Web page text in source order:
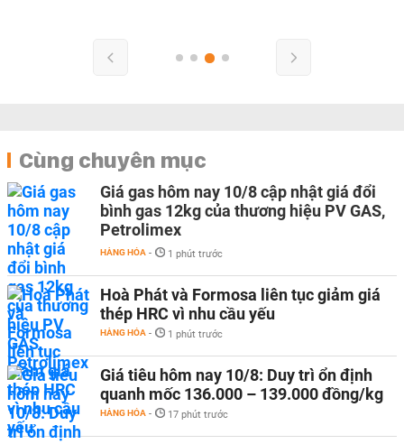
Cùng chuyên mục
Giá gas hôm nay 10/8 cập nhật giá đổi
bình gas 12kg của thương hiệu PV GAS,
Petrolimex
HÀNG HÓA - 1 phút trước
Hoà Phát và Formosa liên tục giảm giá
thép HRC vì nhu cầu yếu
HÀNG HÓA - 1 phút trước
Giá tiêu hôm nay 10/8: Duy trì ổn định
quanh mốc 136.000 – 139.000 đồng/kg
HÀNG HÓA - 17 phút trước